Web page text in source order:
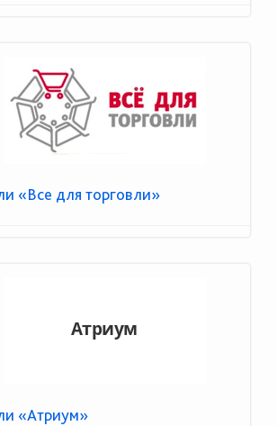
«Все для торговли»
«Атриум»